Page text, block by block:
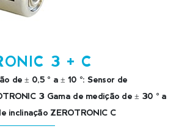
3 + C
de ± 0,5 ° a ± 10 °: Sensor de
3 Gama de medição de ± 30 ° a
inclinação ZEROTRONIC C